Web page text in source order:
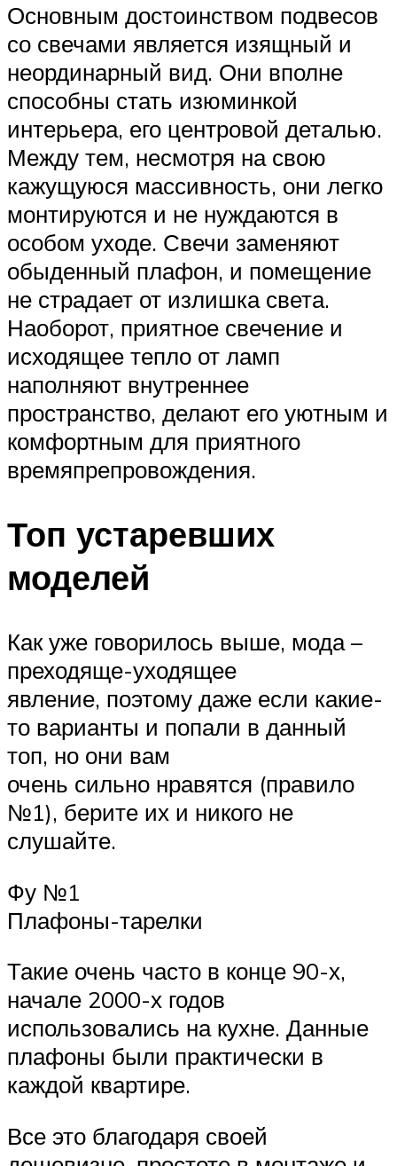
Основным достоинством подвесов
со свечами является изящный и
неординарный вид. Они вполне
способны стать изюминкой
интерьера, его центровой деталью.
Между тем, несмотря на свою
кажущуюся массивность, они легко
монтируются и не нуждаются в
особом уходе. Свечи заменяют
обыденный плафон, и помещение
не страдает от излишка света.
Наоборот, приятное свечение и
исходящее тепло от ламп
наполняют внутреннее
пространство, делают его уютным и
комфортным для приятного
времяпрепровождения.
Топ устаревших
моделей
Как уже говорилось выше, мода –
преходяще-уходящее
явление, поэтому даже если какие-
то варианты и попали в данный
топ, но они вам
очень сильно нравятся (правило
№1), берите их и никого не
слушайте.
Фу №1
Плафоны-тарелки
Такие очень часто в конце 90-х,
начале 2000-х годов
использовались на кухне. Данные
плафоны были практически в
каждой квартире.
Все это благодаря своей